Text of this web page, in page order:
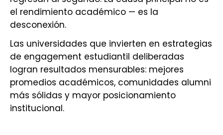
el rendimiento académico — es la
desconexión.
Las universidades que invierten en estrategias
de engagement estudiantil deliberadas
logran resultados mensurables: mejores
promedios académicos, comunidades alumni
más sólidas y mayor posicionamiento
institucional.